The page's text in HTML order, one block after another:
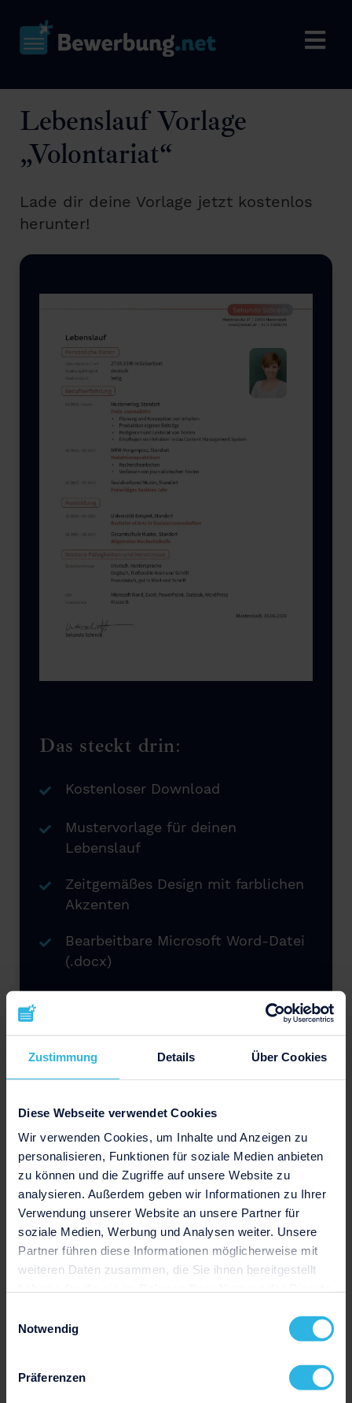
Zustimmung Details Über Cookies
Diese Webseite verwendet Cookies
Wir verwenden Cookies, um Inhalte und Anzeigen zu
personalisieren, Funktionen für soziale Medien anbieten
zu können und die Zugriffe auf unsere Website zu
analysieren. Außerdem geben wir Informationen zu Ihrer
Verwendung unserer Website an unsere Partner für
soziale Medien, Werbung und Analysen weiter. Unsere
Partner führen diese Informationen möglicherweise mit
weiteren Daten zusammen, die Sie ihnen bereitgestellt
Notwendig
Präferenzen
Lebenslauf Vorlage
„Volontariat“
Lade dir deine Vorlage jetzt kostenlos
herunter!
Das steckt drin:
Kostenloser Download
Mustervorlage für deinen
Lebenslauf
Zeitgemäßes Design mit farblichen
Akzenten
Bearbeitbare Microsoft Word-Datei
(.docx)
Jetzt herunterladen